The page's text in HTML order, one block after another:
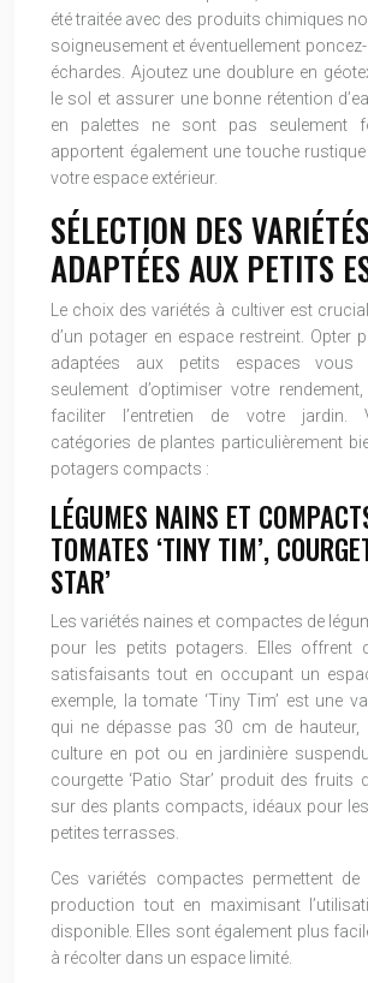
été traitée avec des produits chimiques
soigneusement et éventuellement
échardes. Ajoutez une doublure en
le sol et assurer une bonne rétention
en palettes ne sont pas seulement
apportent également une touche
votre espace extérieur.
SÉLECTION DES VARIÉTÉS
ADAPTÉES AUX PETITS
Le choix des variétés à cultiver est
d’un potager en espace restreint. Opter
adaptées aux petits espaces vous
seulement d’optimiser votre
faciliter l’entretien de votre jardin.
catégories de plantes particulièrement
potagers compacts :
LÉGUMES NAINS ET
TOMATES ‘TINY TIM’,
STAR’
Les variétés naines et compactes de
pour les petits potagers. Elles offrent
satisfaisants tout en occupant un
exemple, la tomate ‘Tiny Tim’ est une
qui ne dépasse pas 30 cm de hauteur,
culture en pot ou en jardinière
courgette ‘Patio Star’ produit des fruits
sur des plants compacts, idéaux pour
petites terrasses.
Ces variétés compactes permettent de
production tout en maximisant
disponible. Elles sont également plus
à récolter dans un espace limité.